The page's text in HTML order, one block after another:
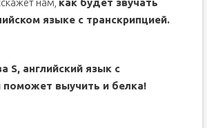
нам, как будет звучать
языке с транскрипцией.
S, английский язык с
поможет выучить и белка!